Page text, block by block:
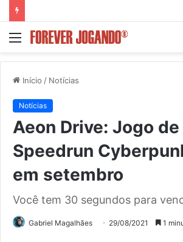
Menu
Início / Notícias
Notícias
Aeon Drive: Jogo de
Speedrun
em setembro
Você tem 30 segundos para
Gabriel Magalhães 29/08/2021 1